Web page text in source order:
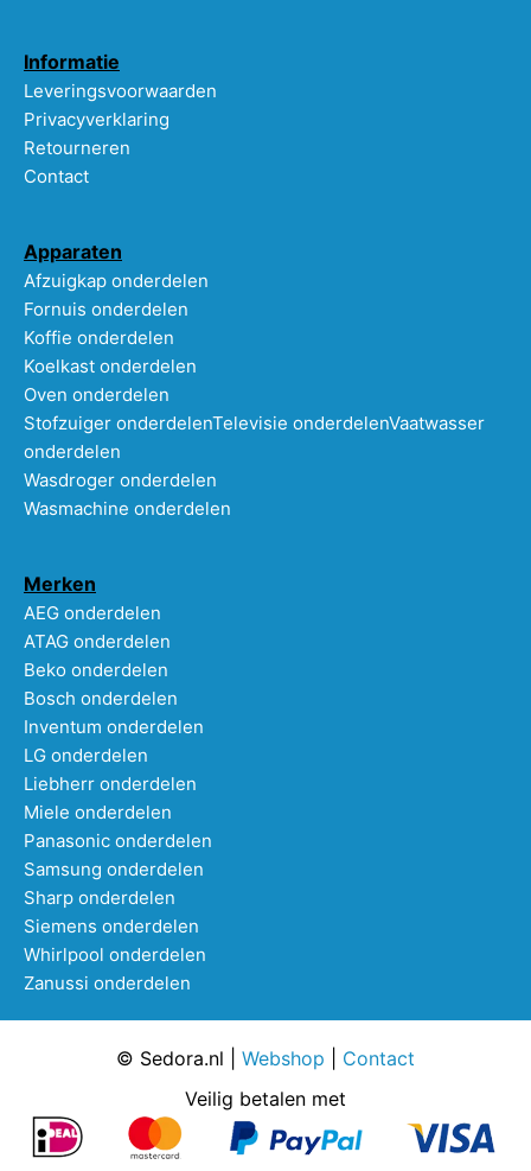
Informatie
Leveringsvoorwaarden
Privacyverklaring
Retourneren
Contact
Apparaten
Afzuigkap onderdelen
Fornuis onderdelen
Koffie onderdelen
Koelkast onderdelen
Oven onderdelen
Stofzuiger onderdelenTelevisie onderdelenVaatwasser
onderdelen
Wasdroger onderdelen
Wasmachine onderdelen
Merken
AEG onderdelen
ATAG onderdelen
Beko onderdelen
Bosch onderdelen
Inventum onderdelen
LG onderdelen
Liebherr onderdelen
Miele onderdelen
Panasonic onderdelen
Samsung onderdelen
Sharp onderdelen
Siemens onderdelen
Whirlpool onderdelen
Zanussi onderdelen
© Sedora.nl | Webshop
Contact
Veilig betalen met